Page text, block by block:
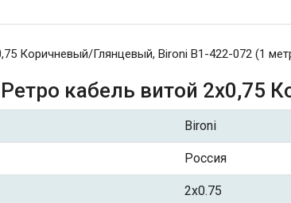
Коричневый/Глянцевый, Bironi B1-422-072 (1
кабель витой
Bironi
Россия
2x0.75